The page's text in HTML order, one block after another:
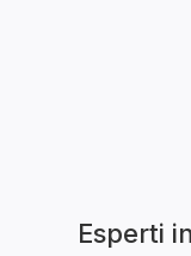
Esperti